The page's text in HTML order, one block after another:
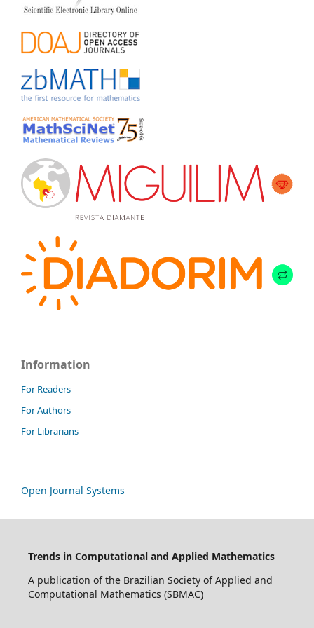
Information
For Readers
For Authors
For Librarians
Open Journal Systems
Trends in Computational and Applied Mathematics
A publication of the Brazilian Society of Applied and
Computational Mathematics (SBMAC)